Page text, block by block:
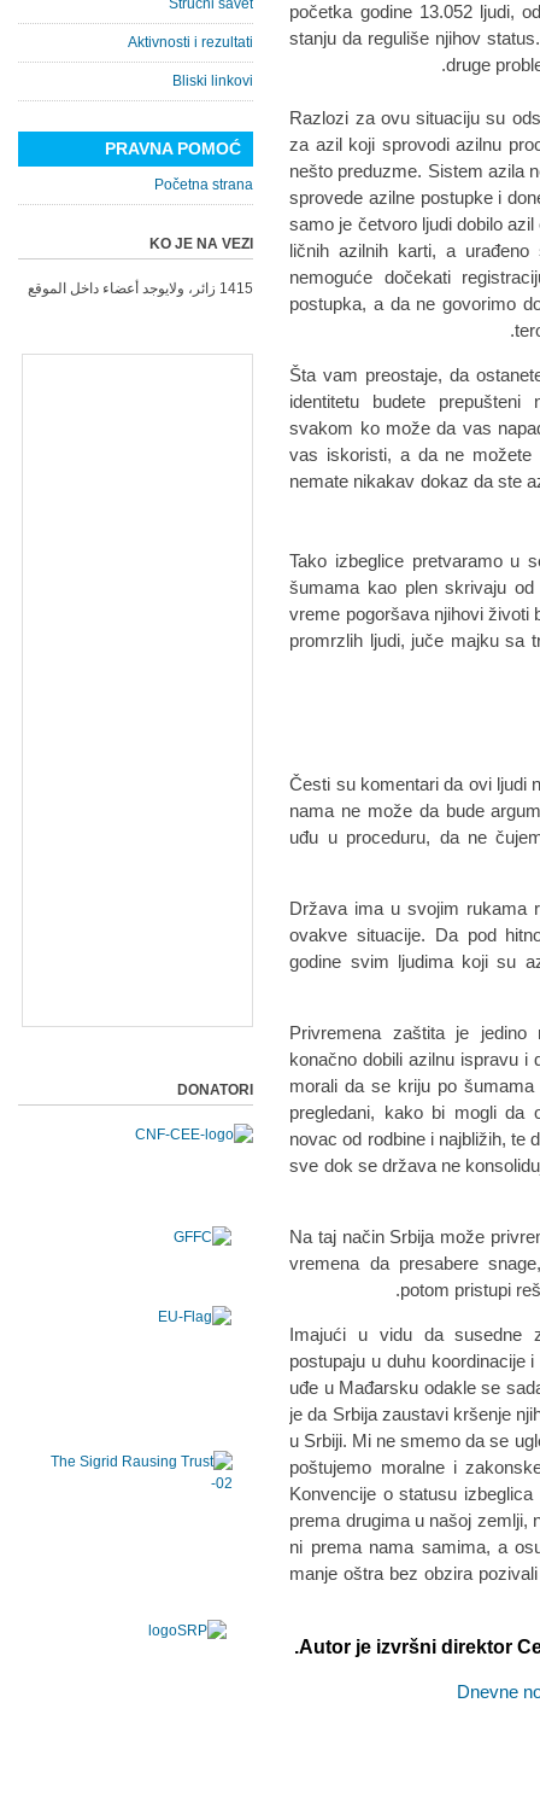
početka godine 13.052 ljudi,
stanju da reguliše njihov
druge
Razlozi za ovu situaciju su
za azil koji sprovodi azilnu
nešto preduzme. Sistem azila
sprovede azilne postupke i
samo je četvoro ljudi dobilo
ličnih azilnih karti, a
nemoguće dočekati
postupka, a da ne govorimo
Šta vam preostaje, da
identitetu budete
svakom ko može da vas
vas iskoristi, a da ne možete
nemate nikakav dokaz da ste
Tako izbeglice pretvaramo u
šumama kao plen skrivaju
vreme pogoršava njihovi životi
promrzlih ljudi, juče majku sa
Česti su komentari da ovi ljudi
nama ne može da bude
uđu u proceduru, da ne
Država ima u svojim rukama
ovakve situacije. Da pod
godine svim ljudima koji su
Privremena zaštita je
konačno dobili azilnu ispravu
morali da se kriju po
pregledani, kako bi mogli da
novac od rodbine i najbližih, te
sve dok se država ne
Na taj način Srbija može
vremena da presabere
potom pristupi
Imajući u vidu da susedne
postupaju u duhu koordinacije
uđe u Mađarsku odakle se
je da Srbija zaustavi kršenje
u Srbiji. Mi ne smemo da se
poštujemo moralne i
Konvencije o statusu
prema drugima u našoj zemlji,
ni prema nama samima, a
manje oštra bez obzira
Autor je izvršni direktor
Dnevne
Stručni savet
Aktivnosti i rezultati
Bliski linkovi
PRAVNA POMOĆ
Početna strana
KO JE NA VEZI
1415 زائر، ولايوجد أعضاء داخل الموقع
DONATORI